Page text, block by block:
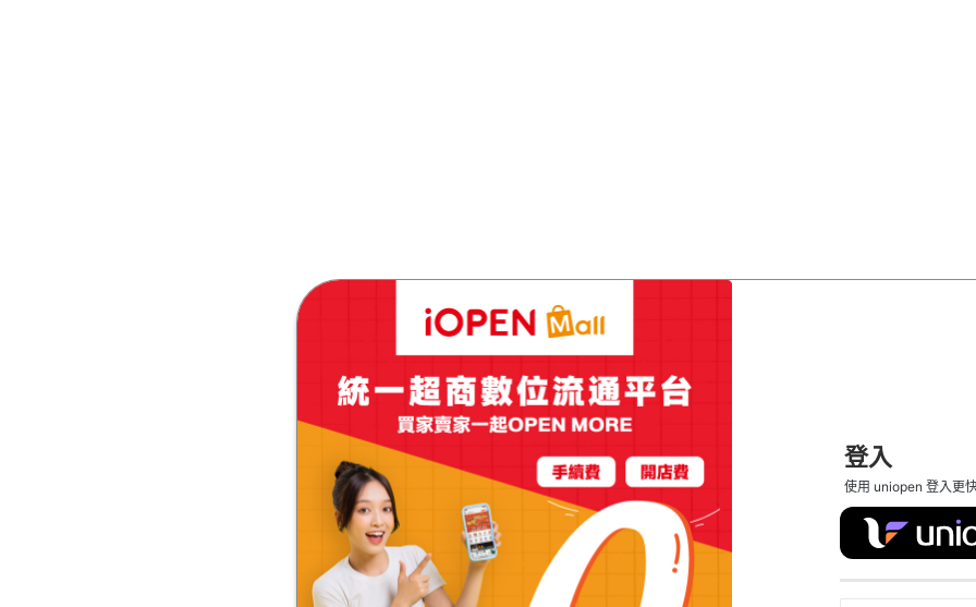
登入
使用 uniopen 登入更